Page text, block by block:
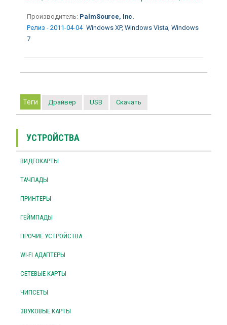
Производитель: PalmSource, Inc.
Релиз - 2011-04-04 Windows XP, Windows Vista, Windows
7
Теги Драйвер USB Скачать
УСТРОЙСТВА
ВИДЕОКАРТЫ
ТАЧПАДЫ
ПРИНТЕРЫ
ГЕЙМПАДЫ
ПРОЧИЕ УСТРОЙСТВА
WI-FI АДАПТЕРЫ
СЕТЕВЫЕ КАРТЫ
ЧИПСЕТЫ
ЗВУКОВЫЕ КАРТЫ